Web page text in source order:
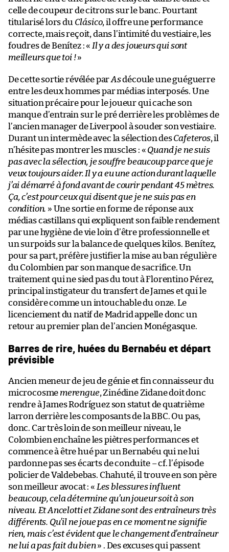
celle de coupeur de citrons sur le banc. Pourtant
titularisé lors du Clásico, il offre une performance
correcte, mais reçoit, dans l’intimité du vestiaire, les
foudres de Benítez : « Il y a des joueurs qui sont
meilleurs que toi !»
De cette sortie révélée parAsdécoule une guéguerre
entre les deux hommes par médias interposés. Une
situation précaire pour le joueur qui cache son
manque d’entrain sur le pré derrière les problèmes de
l’ancien manager de Liverpool à souder son vestiaire.
Durant un intermède avec la sélection desCafeteros, il
n’hésite pas montrer les muscles : « Quand je ne suis
pas avec la sélection, je souffre beaucoup parce que je
veux toujours aider. Il y a eu une action durant laquelle
j’ai démarré à fond avant de courir pendant 45 mètres.
Ça, c’est pour ceux qui disent que je ne suis pas en
condition. » Une sortie en forme de réponse aux
médias castillans qui expliquent son faible rendement
par une hygiène de vie loin d’être professionnelle et
un surpoids sur la balance de quelques kilos. Benítez,
pour sa part, préfère justifier la mise au ban régulière
du Colombien par son manque de sacrifice. Un
traitement qui ne sied pas du tout à Florentino Pérez,
principal instigateur du transfert de James et qui le
considère comme un intouchable du onze. Le
licenciement du natif de Madrid appelle donc un
retour au premier plan de l’ancien Monégasque.
Barres de rire, huées du Bernabéu et départ
prévisible
Ancien meneur de jeu de génie et fin connaisseur du
microcosme merengue, Zinédine Zidane doit donc
rendre à James Rodríguez son statut de quatrième
larron derrière les composants de la BBC. Ou pas,
donc. Car très loin de son meilleur niveau, le
Colombien enchaîne les piètres performances et
commence à être hué par un Bernabéu qui ne lui
pardonne pas ses écarts de conduite – cf. l’épisode
policier de Valdebebas. Chahuté, il trouve en son père
son meilleur avocat : « Les blessures influent
beaucoup, cela détermine qu’un joueur soit à son
niveau. Et Ancelotti et Zidane sont des entraîneurs très
différents. Qu’il ne joue pas en ce moment ne signifie
rien, mais c’est évident que le changement d’entraîneur
ne lui a pas fait du bien» . Des excuses qui passent